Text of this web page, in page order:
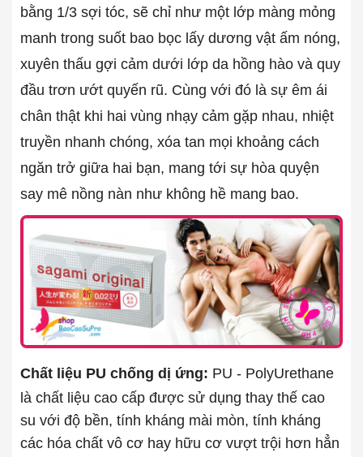
bằng 1/3 sợi tóc, sẽ chỉ như một lớp màng mỏng
manh trong suốt bao bọc lấy dương vật ấm nóng,
xuyên thấu gợi cảm dưới lớp da hồng hào và quy
đầu trơn ướt quyến rũ. Cùng với đó là sự êm ái
chân thật khi hai vùng nhạy cảm gặp nhau, nhiệt
truyền nhanh chóng, xóa tan mọi khoảng cách
ngăn trở giữa hai bạn, mang tới sự hòa quyện
say mê nồng nàn như không hề mang bao.
Chất liệu PU chống dị ứng: PU - PolyUrethane
là chất liệu cao cấp được sử dụng thay thế cao
su với độ bền, tính kháng mài mòn, tính kháng
các hóa chất vô cơ hay hữu cơ vượt trội hơn hẳn